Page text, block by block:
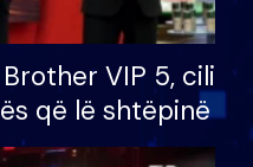
VIP 5, cili
që lë shtëpinë